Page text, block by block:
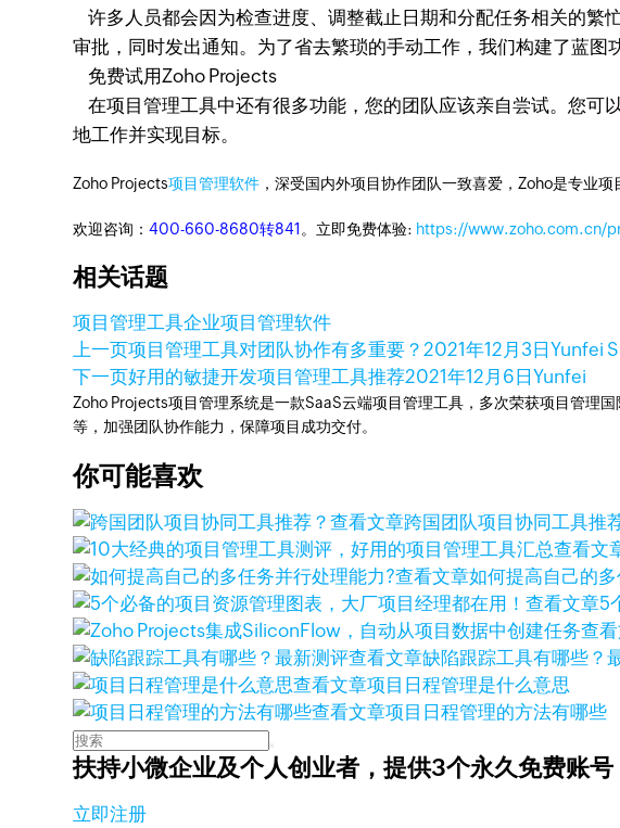
许多人员都会因为检查进度、调整截止日期和分配任务相关的繁
审批，同时发出通知。为了省去繁琐的手动工作，我们构建了蓝图
免费试用Zoho Projects
在项目管理工具中还有很多功能，您的团队应该亲自尝试。您可
地工作并实现目标。
Zoho Projects项目管理软件 ，深受国内外项目协作团队一致喜爱，Zoho是专业项
欢迎咨询：400-660-8680转841 。立即免费体验: https://www.zoho.com.cn/
相关话题
项目管理工具企业项目管理软件
上一页项目管理工具对团队协作有多重要？2021年12月3日Yunfei
下一页好用的敏捷开发项目管理工具推荐2021年12月6日Yunfei
Zoho Projects项目管理系统是一款SaaS云端项目管理工具，多次荣获项目管理
等，加强团队协作能力，保障项目成功交付。
你可能喜欢
查看文章跨国团队项目协同工具推
查看文
查看文章如何提高自己的
查看文章5
查
查看文章缺陷跟踪工具有哪些？
查看文章项目日程管理是什么意思
查看文章项目日程管理的方法有哪些
扶持小微企业及个人创业者，提供3个永久免费账号
立即注册